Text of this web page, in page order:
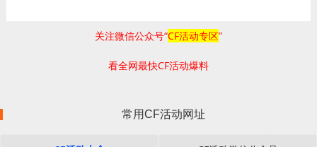
关注微信公众号“CF活动专区”
看全网最快CF活动爆料
常用CF活动网址